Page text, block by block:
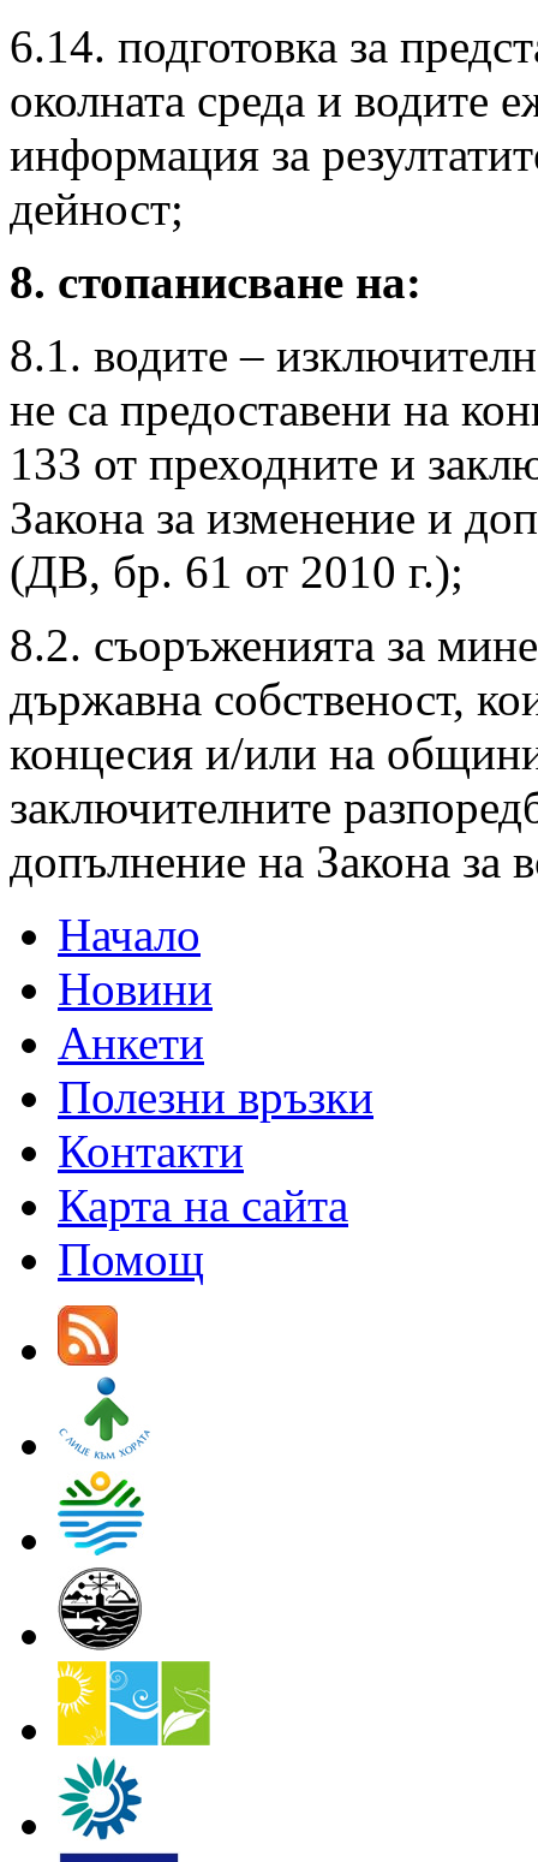
6.14. подготовка за
околната среда и водите
информация за
дейност;
8. стопанисване на:
8.1. водите –
не са предоставени на
133 от преходните и
Закона за изменение и
(ДВ, бр. 61 от 2010 г.);
8.2. съоръженията за
държавна собственост,
концесия и/или на
заключителните
допълнение на Закона за
Начало
Новини
Анкети
Полезни връзки
Контакти
Карта на сайта
Помощ